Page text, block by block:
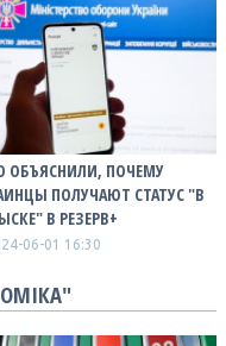
ОБЪЯСНИЛИ, ПОЧЕМУ
ПОЛУЧАЮТ СТАТУС "В
В РЕЗЕРВ+
06-01 16:30